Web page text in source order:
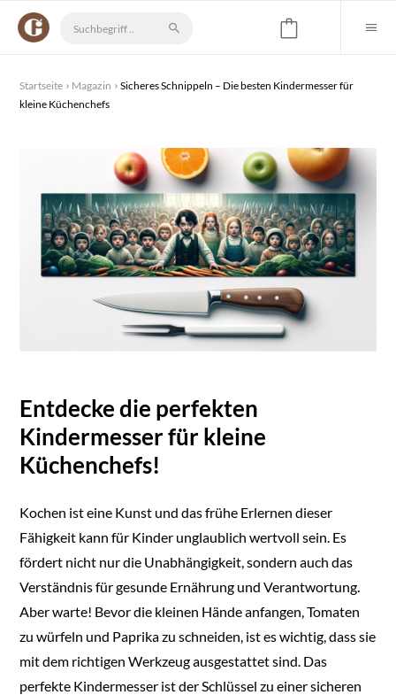
Startseite Magazin
Sicheres Schnippeln – Die besten Kindermesser für
kleine Küchenchefs
Entdecke die perfekten
Kindermesser für kleine
Küchenchefs!
Kochen ist eine Kunst und das frühe Erlernen dieser
Fähigkeit kann für Kinder unglaublich wertvoll sein. Es
fördert nicht nur die Unabhängigkeit, sondern auch das
Verständnis für gesunde Ernährung und Verantwortung.
Aber warte! Bevor die kleinen Hände anfangen, Tomaten
zu würfeln und Paprika zu schneiden, ist es wichtig, dass sie
mit dem richtigen Werkzeug ausgestattet sind. Das
perfekte Kindermesser ist der Schlüssel zu einer sicheren